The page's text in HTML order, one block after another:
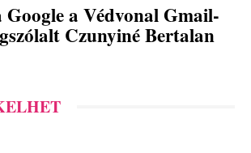
a Védvonal Gmail-
Czunyiné Bertalan